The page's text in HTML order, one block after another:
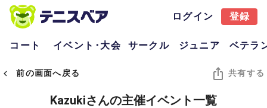
ログイン 登録
コート イベント･大会 サークル ジュニア ベテラ
前の画面へ戻る 共有する
Kazukiさんの主催イベント一覧